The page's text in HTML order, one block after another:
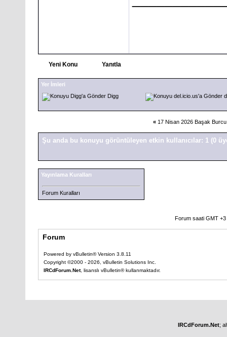
Yeni Konu Yanıtla
Yer İmleri
Digg
« 17 Nisan 2026 Başak
Şu anda bu konuyu görüntüleyen etkin kullanıcılar: 1 (0
Yayınlama Kuralları
Forum Kuralları
Forum saati GMT
Forum
Powered by vBulletin® Version 3.8.11
Copyright ©2000 - 2026, vBulletin Solutions Inc.
IRCdForum.Net, lisanslı vBulletin® kullanmaktadır.
IRCdForum.Net;